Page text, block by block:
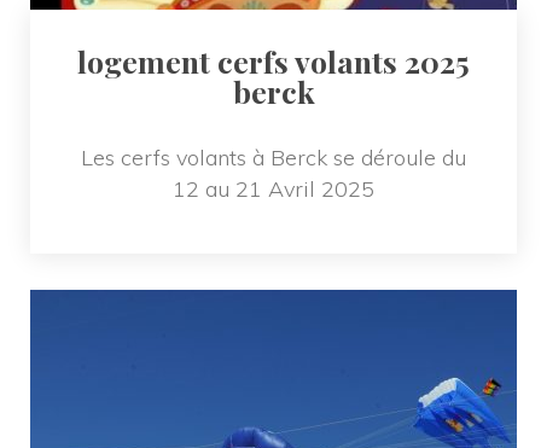
logement cerfs volants 2025
berck
Les cerfs volants à Berck se déroule du
12 au 21 Avril 2025